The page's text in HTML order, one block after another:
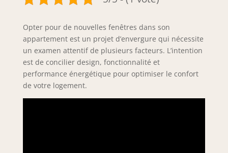
Opter pour de nouvelles fenêtres dans son
appartement est un projet d’envergure qui nécessite
un examen attentif de plusieurs facteurs. L’intention
est de concilier design, fonctionnalité et
performance énergétique pour optimiser le confort
de votre logement.